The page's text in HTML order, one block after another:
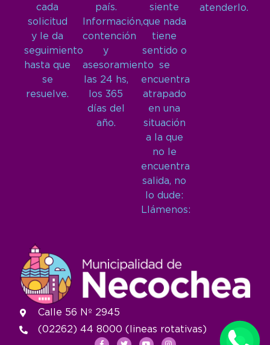
cada
solicitud
y le da
seguimiento
hasta que
se
resuelve.
país.
Información,
contención
y
asesoramiento
las 24 hs,
los 365
días del
año.
siente
que nada
tiene
sentido o
se
encuentra
atrapado
en una
situación
a la que
no le
encuentra
salida, no
lo dude:
Llámenos:
atenderlo.
Calle 56 Nº 2945
(02262) 44 8000 (lineas rotativas)